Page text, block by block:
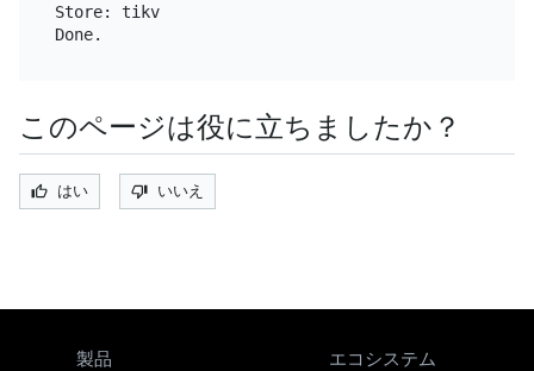
Store: tikv
このページは役に立ちましたか？
はい いいえ
製品 エコシステム